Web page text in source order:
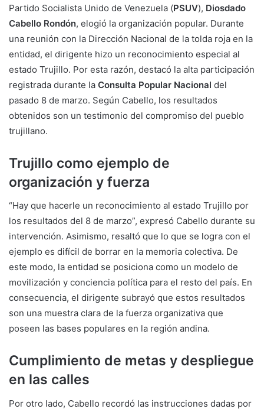
Partido Socialista Unido de Venezuela (PSUV), Diosdado
Cabello Rondón, elogió la organización popular. Durante
una reunión con la Dirección Nacional de la tolda roja en la
entidad, el dirigente hizo un reconocimiento especial al
estado Trujillo. Por esta razón, destacó la alta participación
registrada durante la Consulta Popular Nacional del
pasado 8 de marzo. Según Cabello, los resultados
obtenidos son un testimonio del compromiso del pueblo
trujillano.
Trujillo como ejemplo de
organización y fuerza
“Hay que hacerle un reconocimiento al estado Trujillo por
los resultados del 8 de marzo”, expresó Cabello durante su
intervención. Asimismo, resaltó que lo que se logra con el
ejemplo es difícil de borrar en la memoria colectiva. De
este modo, la entidad se posiciona como un modelo de
movilización y conciencia política para el resto del país. En
consecuencia, el dirigente subrayó que estos resultados
son una muestra clara de la fuerza organizativa que
poseen las bases populares en la región andina.
Cumplimiento de metas y despliegue
en las calles
Por otro lado, Cabello recordó las instrucciones dadas por